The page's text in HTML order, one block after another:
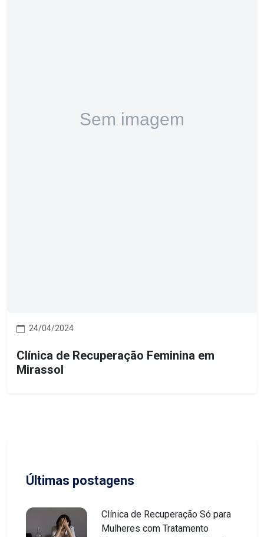
24/04/2024
Clínica de Recuperação Feminina em
Mirassol
Últimas postagens
Clínica de Recuperação Só para
Mulheres com Tratamento